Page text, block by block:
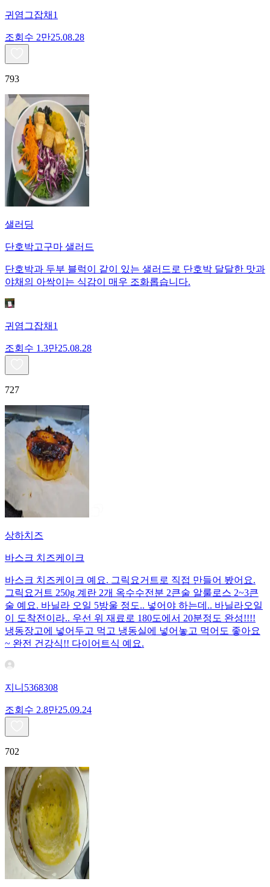
귀염그잡채1
조회수 2만25.08.28
793
샐러딩
단호박고구마 샐러드
단호박과 두부 블럭이 같이 있는 샐러드로 단호박 달달한 맛과
야채의 아싹이는 식감이 매우 조화롭습니다.
귀염그잡채1
조회수 1.3만25.08.28
727
상하치즈
바스크 치즈케이크
바스크 치즈케이크 예요. 그릭요거트로 직접 만들어 봤어요.
그릭요거트 250g 계란 2개 옥수수전분 2큰술 알룰로스 2~3큰
술 예요. 바닐라 오일 5방울 정도.. 넣어야 하는데.. 바닐라오일
이 도착전이라.. 우선 위 재료로 180도에서 20분정도 완성!!!!
냉동장고에 넣어두고 먹고 냉동실에 넣어놓고 먹어도 좋아요
~ 완전 건강식!! 다이어트식 예요.
지니5368308
조회수 2.8만25.09.24
702